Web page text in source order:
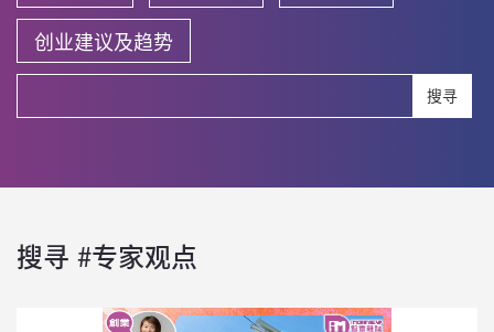
创业建议及趋势
搜寻
搜寻 #专家观点